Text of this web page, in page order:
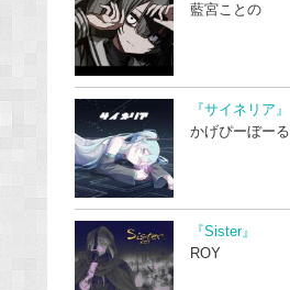
藍宮ことの
『サイネリア』
かげぴーぼーる
『Sister』
ROY